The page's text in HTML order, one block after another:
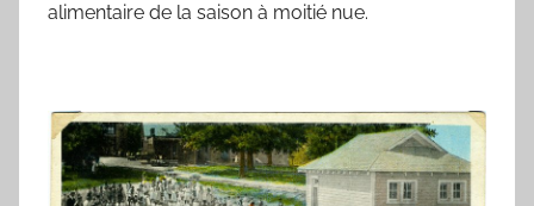
alimentaire de la saison à moitié nue.